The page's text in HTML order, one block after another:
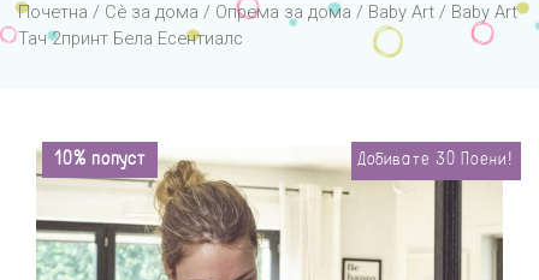
Почетна / Сè за дома / Опрема за дома / Baby Art / Baby Art
Тач 2принт Бела Есентиалс
10% попуст Добивате 30 Поени!